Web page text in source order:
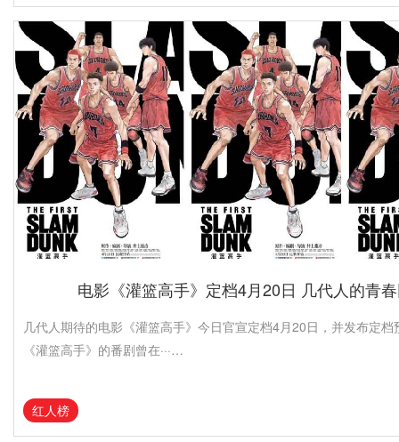
电影《灌篮高手》定档4月20日 几代人的青
几代人期待的电影《灌篮高手》今日官宣定档4月20日，并发布定
《灌篮高手》的番剧曾在···…
红人榜